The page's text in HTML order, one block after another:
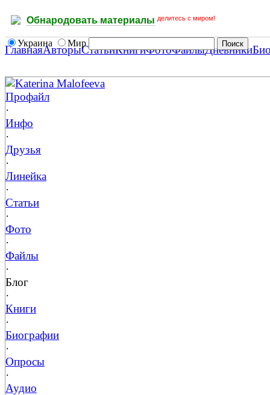
Обнародовать материалы делитесь с миром!
Украина Мир
ГлавнаяАвторыСтатьиКнигиФотоФайлыДневники
Katerina Malofeeva
Профайл
·
Инфо
·
Друзья
·
Линейка
·
Статьи
·
Фото
·
Файлы
·
Блог
·
Книги
·
Биографии
·
Опросы
·
Аудио